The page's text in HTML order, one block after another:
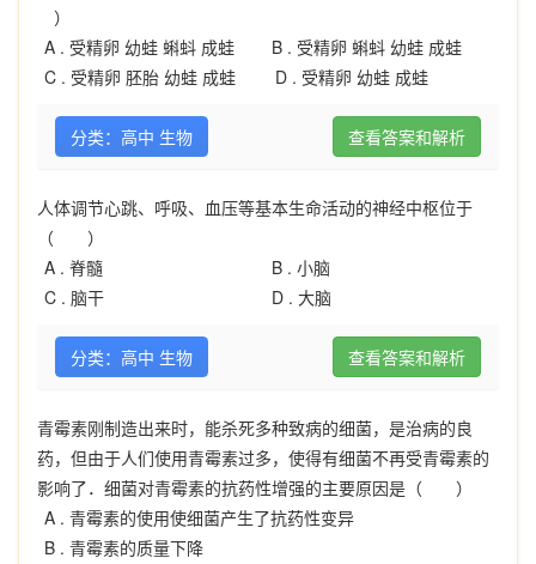
）
A . 受精卵 幼蛙 蝌蚪 成蛙 B . 受精卵 蝌蚪 幼蛙 成蛙
C . 受精卵 胚胎 幼蛙 成蛙 D . 受精卵 幼蛙 成蛙
分类：高中 生物 查看答案和解析
人体调节心跳、呼吸、血压等基本生命活动的神经中枢位于
（ ）
A . 脊髓 B . 小脑
C . 脑干 D . 大脑
分类：高中 生物 查看答案和解析
青霉素刚制造出来时，能杀死多种致病的细菌，是治病的良
药，但由于人们使用青霉素过多，使得有细菌不再受青霉素的
影响了．细菌对青霉素的抗药性增强的主要原因是（ ）
A . 青霉素的使用使细菌产生了抗药性变异
B . 青霉素的质量下降